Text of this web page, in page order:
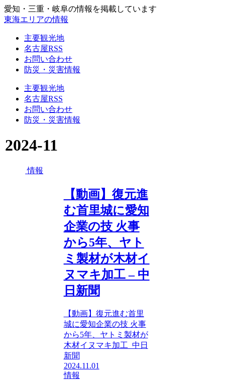
愛知・三重・岐阜の情報を掲載しています
東海エリアの情報
主要観光地
名古屋RSS
お問い合わせ
防災・災害情報
主要観光地
名古屋RSS
お問い合わせ
防災・災害情報
2024-11
情報
【動画】復元進
む首里城に愛知
企業の技 火事
から5年、ヤト
ミ製材が木材イ
ヌマキ加工 – 中
日新聞
【動画】復元進む首里
城に愛知企業の技 火事
から5年、ヤトミ製材が
木材イヌマキ加工 中日
新聞
2024.11.01
情報